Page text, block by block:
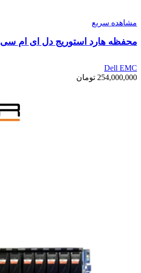
مشاهده سریع
محفظه هارد استوریج دل ای ام سی D4122F
Dell EMC
254,000,000 تومان